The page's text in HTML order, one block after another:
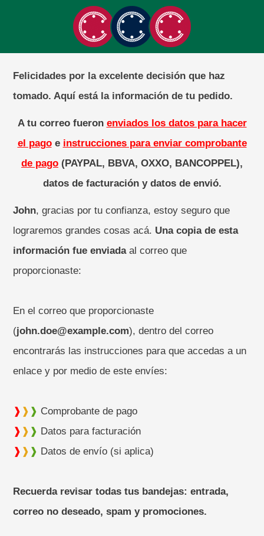
Felicidades por la excelente decisión que haz
tomado. Aquí está la información de tu pedido.
A tu correo fueron enviados los datos para hacer
el pagoe instrucciones para enviar comprobante
de pago (PAYPAL, BBVA, OXXO, BANCOPPEL),
datos de facturación y datos de envió.
John, gracias por tu confianza, estoy seguro que
lograremos grandes cosas acá. Una copia de esta
información fue enviadaal correo que
proporcionaste:
En el correo que proporcionaste
(john.doe@example.com), dentro del correo
encontrarás las instrucciones para que accedas a un
enlace y por medio de este envíes:
❱ ❱ ❱ Comprobante de pago
❱ ❱ ❱ Datos para facturación
❱ ❱ ❱ Datos de envío (si aplica)
Recuerda revisar todas tus bandejas: entrada,
correo no deseado, spam y promociones.